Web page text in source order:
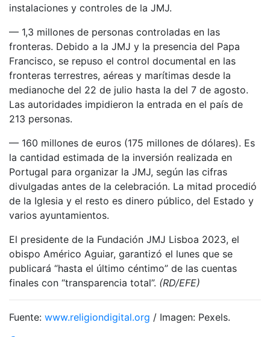
instalaciones y controles de la JMJ.
— 1,3 millones de personas controladas en las
fronteras. Debido a la JMJ y la presencia del Papa
Francisco, se repuso el control documental en las
fronteras terrestres, aéreas y marítimas desde la
medianoche del 22 de julio hasta la del 7 de agosto.
Las autoridades impidieron la entrada en el país de
213 personas.
— 160 millones de euros (175 millones de dólares). Es
la cantidad estimada de la inversión realizada en
Portugal para organizar la JMJ, según las cifras
divulgadas antes de la celebración. La mitad procedió
de la Iglesia y el resto es dinero público, del Estado y
varios ayuntamientos.
El presidente de la Fundación JMJ Lisboa 2023, el
obispo Américo Aguiar, garantizó el lunes que se
publicará “hasta el último céntimo” de las cuentas
finales con “transparencia total”. (RD/EFE)
Fuente: www.religiondigital.org / Imagen: Pexels.